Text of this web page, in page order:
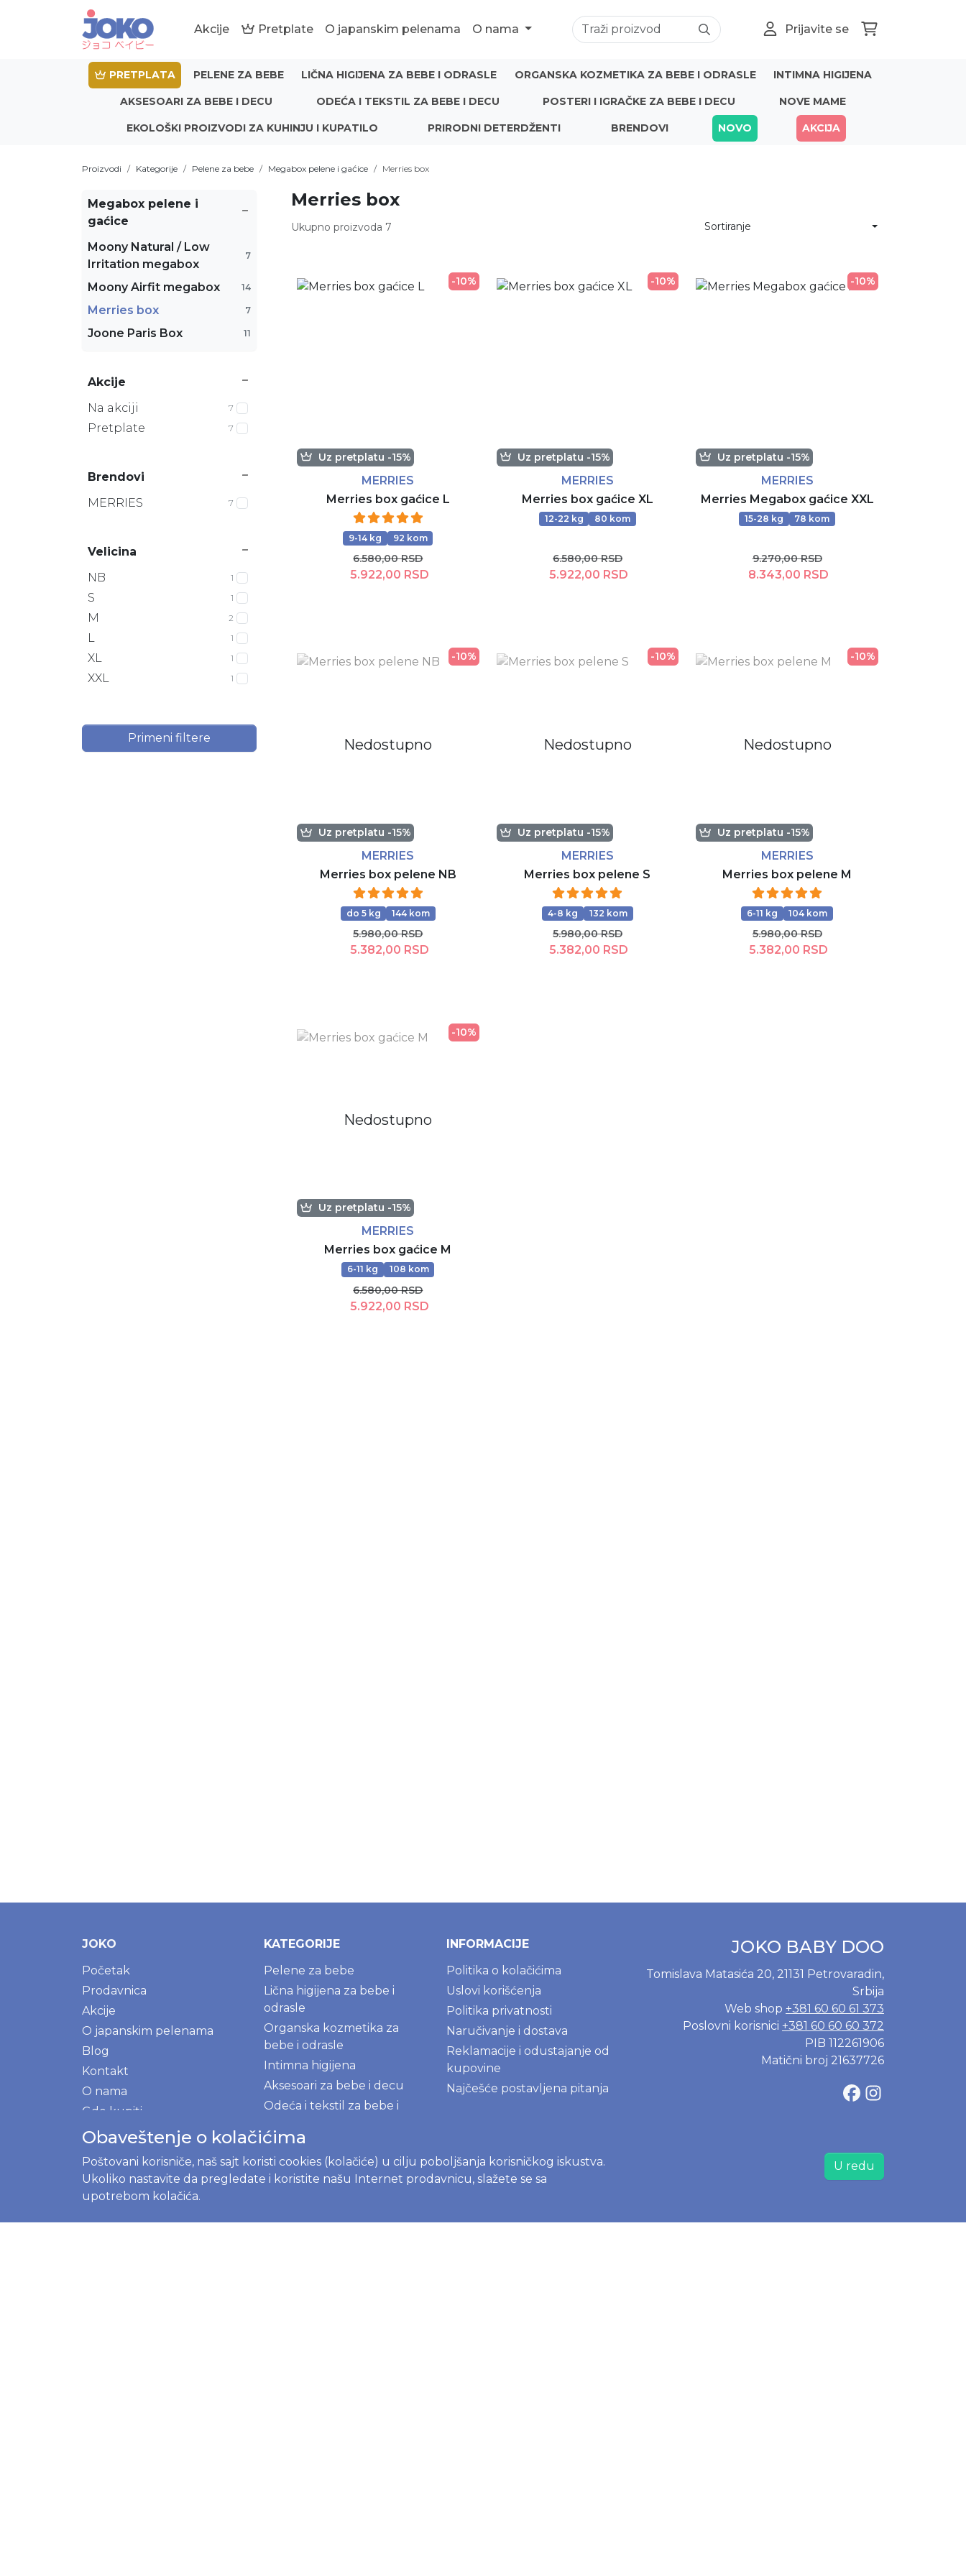
Akcije Pretplate O japanskim pelenama O nama Prijavite se
PRETPLATA PELENE ZA BEBE LIČNA HIGIJENA ZA BEBE I ODRASLE ORGANSKA KOZMETIKA ZA BEBE I ODRASLE INTIMNA HIGIJENA
AKSESOARI ZA BEBE I DECU ODEĆA I TEKSTIL ZA BEBE I DECU POSTERI I IGRAČKE ZA BEBE I DECU NOVE MAME
EKOLOŠKI PROIZVODI ZA KUHINJU I KUPATILO PRIRODNI DETERDŽENTI BRENDOVI NOVO AKCIJA
Proizvodi Kategorije Pelene za bebe Megabox pelene i gaćice Merries box
Megabox pelene i
gaćice
Moony Natural / Low
Irritation megabox
7
Moony Airfit megabox 14
Merries box 7
Joone Paris Box 11
Akcije
Na akciji
7
Pretplate 7
Brendovi
MERRIES
7
Velicina
NB
1
S 1
M 2
L 1
XL 1
XXL 1
Primeni filtere
Merries box
Ukupno proizvoda 7 Sortiranje
-10%
Uz pretplatu -15%
MERRIES
Merries box gaćice L
9-14 kg 92 kom
6.580,00 RSD
5.922,00 RSD
-10%
Uz pretplatu -15%
MERRIES
Merries box gaćice XL
12-22 kg 80 kom
6.580,00 RSD
5.922,00 RSD
-10%
Uz pretplatu -15%
MERRIES
Merries Megabox gaćice XXL
15-28 kg 78 kom
9.270,00 RSD
8.343,00 RSD
-10%
Uz pretplatu -15%
Nedostupno
MERRIES
Merries box pelene NB
do 5 kg 144 kom
5.980,00 RSD
5.382,00 RSD
-10%
Uz pretplatu -15%
Nedostupno
MERRIES
Merries box pelene S
4-8 kg 132 kom
5.980,00 RSD
5.382,00 RSD
-10%
Uz pretplatu -15%
Nedostupno
MERRIES
Merries box pelene M
6-11 kg 104 kom
5.980,00 RSD
5.382,00 RSD
-10%
Uz pretplatu -15%
Nedostupno
MERRIES
Merries box gaćice M
6-11 kg 108 kom
6.580,00 RSD
5.922,00 RSD
JOKO
Početak
Prodavnica
Akcije
O japanskim pelenama
Blog
Kontakt
O nama
Gde kupiti
Program lojalnosti
Prijavite se
KATEGORIJE
Pelene za bebe
Lična higijena za bebe i
odrasle
Organska kozmetika za
bebe i odrasle
Intimna higijena
Aksesoari za bebe i decu
Odeća i tekstil za bebe i
Posteri i igračke za bebe i
decu
NOVE MAME
INFORMACIJE
Politika o kolačićima
Uslovi korišćenja
Politika privatnosti
Naručivanje i dostava
Reklamacije i odustajanje od
kupovine
Najčešće postavljena pitanja
JOKO BABY DOO
Tomislava Matasića 20, 21131 Petrovaradin,
Srbija
Web shop +381 60 60 61 373
Poslovni korisnici +381 60 60 60 372
PIB 112261906
Matični broj 21637726
Obaveštenje o kolačićima
Poštovani korisniče, naš sajt koristi cookies (kolačiće) u cilju poboljšanja korisničkog iskustva.
Ukoliko nastavite da pregledate i koristite našu Internet prodavnicu, slažete se sa
upotrebom kolačića.
U redu